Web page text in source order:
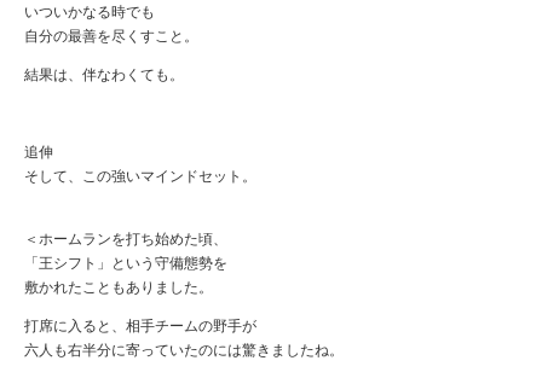
いついかなる時でも
自分の最善を尽くすこと。
結果は、伴なわくても。
追伸
そして、この強いマインドセット。
＜ホームランを打ち始めた頃、
「王シフト」という守備態勢を
敷かれたこともありました。
打席に入ると、相手チームの野手が
六人も右半分に寄っていたのには驚きましたね。